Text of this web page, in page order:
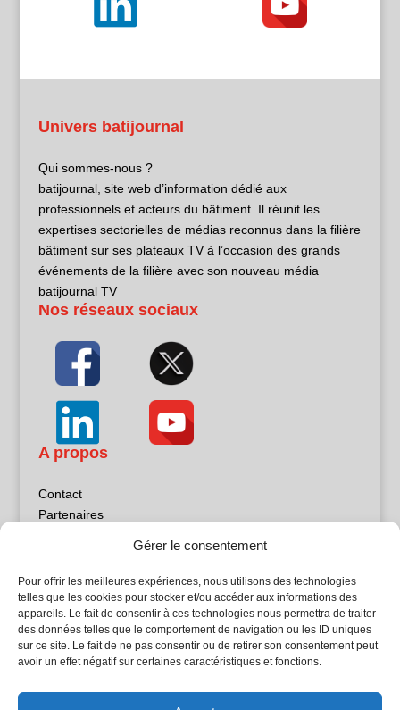
Gérer le consentement
Pour offrir les meilleures expériences, nous utilisons des technologies
telles que les cookies pour stocker et/ou accéder aux informations des
appareils. Le fait de consentir à ces technologies nous permettra de traiter
des données telles que le comportement de navigation ou les ID uniques
sur ce site. Le fait de ne pas consentir ou de retirer son consentement peut
avoir un effet négatif sur certaines caractéristiques et fonctions.
Univers batijournal
Qui sommes-nous ?
batijournal, site web d’information dédié aux
professionnels et acteurs du bâtiment. Il réunit les
expertises sectorielles de médias reconnus dans la filière
bâtiment sur ses plateaux TV à l’occasion des grands
événements de la filière avec son nouveau média
batijournal TV
Nos réseaux sociaux
A propos
Contact
Partenaires
Politique de confidentialité
Sites partenaires
5Façades
Atrium Patrimoine